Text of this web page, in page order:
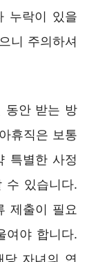
누락이 있을
니 주의하셔
동안 받는 방
휴직은 보통
특별한 사정
수 있습니다.
제출이 필요
여야 합니다.
자녀의 연